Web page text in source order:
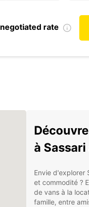
negotiated rate
à
Envie d'explorer
et commodité ?
de vans à la
famille, entre